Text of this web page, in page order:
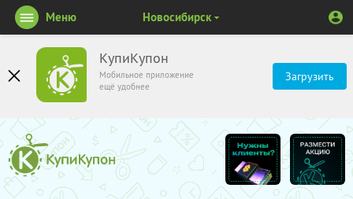
КупиКупон
Мобильное приложение
ещё удобнее
Загрузить
Меню Новосибирск